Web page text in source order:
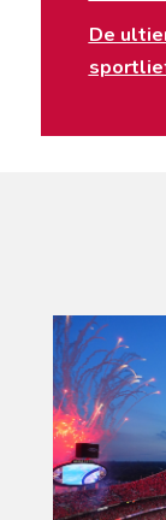
De